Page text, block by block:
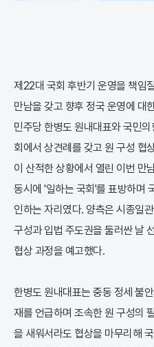
제22대 국회 후반기 운영을 책임
만남을 갖고 향후 정국 운영에 대
민주당 한병도 원내대표와 국민
회에서 상견례를 갖고 원 구성 협
이 산적한 상황에서 열린 이번 만
동시에 '일하는 국회'를 표방하며
인하는 자리였다. 양측은 시종일
구성과 입법 주도권을 둘러싼 날
협상 과정을 예고했다.
한병도 원내대표는 중동 정세 불
재를 언급하며 조속한 원 구성의
을 새워서라도 협상을 마무리해